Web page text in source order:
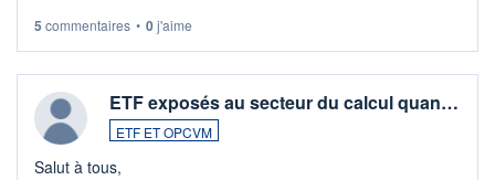
5 commentaires • 0j'aime
ETF exposés au secteur du calcul quan…
ETF ET OPCVM
Salut à tous,